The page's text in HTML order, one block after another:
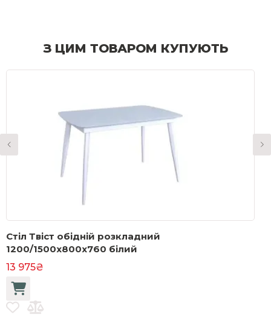
З ЦИМ ТОВАРОМ КУПУЮТЬ
Стіл Твіст обідній розкладний
1200/1500x800x760 білий
13 975₴